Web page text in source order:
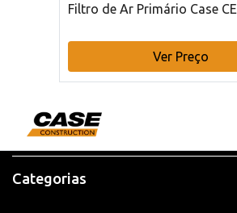
Filtro de Ar Primário Case CE
Ver Preço
Categorias